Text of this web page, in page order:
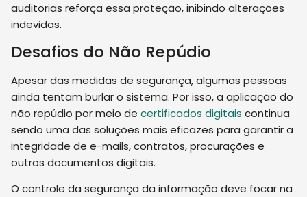
auditorias reforça essa proteção, inibindo alterações
indevidas.
Desafios do Não Repúdio
Apesar das medidas de segurança, algumas pessoas
ainda tentam burlar o sistema. Por isso, a aplicação do
não repúdio por meio de certificados digitais continua
sendo uma das soluções mais eficazes para garantir a
integridade de e-mails, contratos, procurações e
outros documentos digitais.
O controle da segurança da informação deve focar na